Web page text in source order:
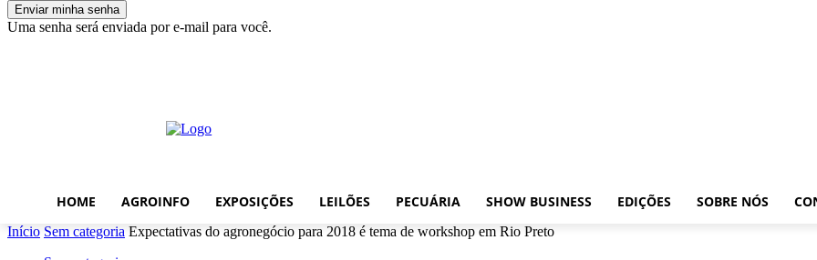
Uma senha será enviada por e-mail para você.
HOME AGROINFO EXPOSIÇÕES LEILÕES PECUÁRIA SHOW BUSINESS EDIÇÕES SOBRE NÓS
Início Sem categoria Expectativas do agronegócio para 2018 é tema de workshop em Rio Preto